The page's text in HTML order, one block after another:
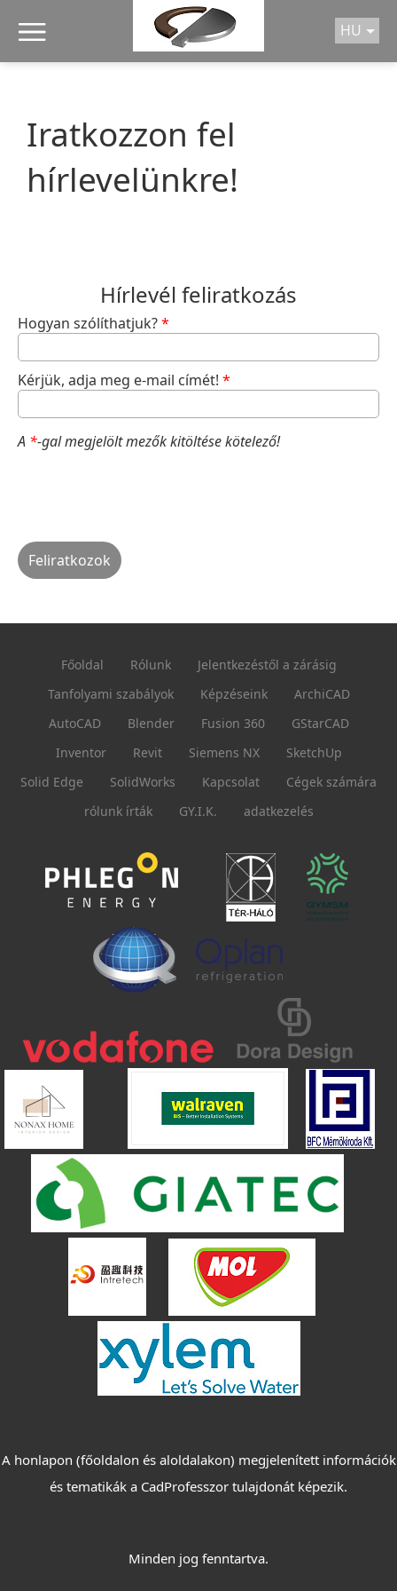
/* A MENÜHÖZ TARTOZÓ SCRIPT */
HU
Iratkozzon fel
hírlevelünkre!
Hírlevél feliratkozás
Hogyan szólíthatjuk?*
Kérjük, adja meg e-mail címét! *
A *-gal megjelölt mezők kitöltése kötelező!
Főoldal Rólunk
Jelentkezéstől a zárásig
Tanfolyami szabályok
Képzéseink
ArchiCAD
AutoCAD
Blender Fusion 360
GStarCAD
Inventor
Revit Siemens NX
SketchUp
Solid Edge
SolidWorks Kapcsolat
Cégek számára
rólunk írták
GY.I.K. adatkezelés
A honlapon (főoldalon és aloldalakon) megjelenített információk
és tematikák a CadProfesszor tulajdonát képezik.
Minden jog fenntartva.